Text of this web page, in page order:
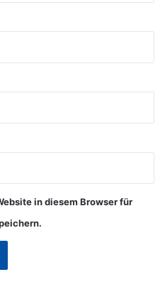
in diesem Browser für